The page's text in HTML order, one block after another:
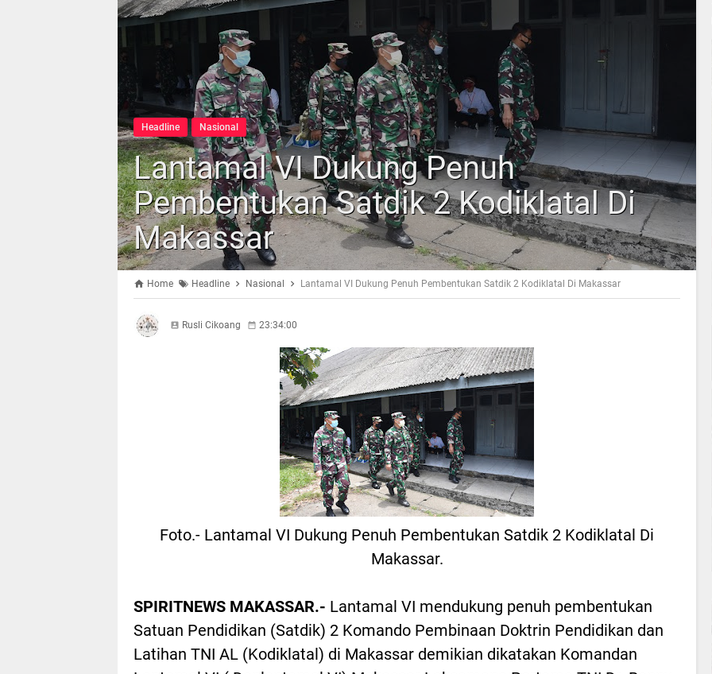
Headline Nasional
Lantamal VI Dukung Penuh
Pembentukan Satdik 2 Kodiklatal Di
Makassar
Home Headline Nasional Lantamal VI Dukung Penuh Pembentukan Satdik 2 Kodiklatal Di Makassar
Rusli Cikoang 23:34:00
Foto.- Lantamal VI Dukung Penuh Pembentukan Satdik 2 Kodiklatal Di
Makassar.
SPIRITNEWS MAKASSAR.- Lantamal VI mendukung penuh pembentukan
Satuan Pendidikan (Satdik) 2 Komando Pembinaan Doktrin Pendidikan dan
Latihan TNI AL (Kodiklatal) di Makassar demikian dikatakan Komandan